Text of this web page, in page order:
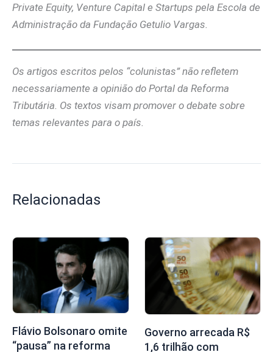
Private Equity, Venture Capital e Startups pela Escola de
Administração da Fundação Getulio Vargas.
Os artigos escritos pelos “colunistas” não refletem
necessariamente a opinião do Portal da Reforma
Tributária. Os textos visam promover o debate sobre
temas relevantes para o país.
Relacionadas
Flávio Bolsonaro omite
“pausa” na reforma
Governo arrecada R$
1,6 trilhão com